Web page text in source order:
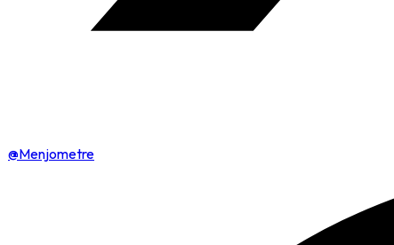
@Menjometre